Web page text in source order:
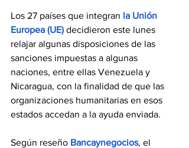
Los 27 países que integran la Unión
Europea (UE) decidieron este lunes
relajar algunas disposiciones de las
sanciones impuestas a algunas
naciones, entre ellas Venezuela y
Nicaragua, con la finalidad de que las
organizaciones humanitarias en esos
estados accedan a la ayuda enviada.
Según reseño Bancaynegocios, el